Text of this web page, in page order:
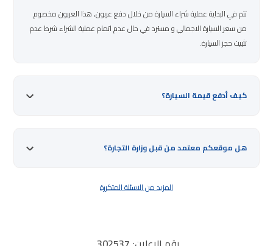
تتم في البداية عملية شراء السيارة من خلال دفع عربون, هذا العربون مخصوم
من سعر السيارة الاجمالي و مسترد في حال عدم اتمام عملية الشراء شرط عدم
تثبيت حجز السيارة.
كيف أدفع قيمة السيارة؟
هل موقعكم معتمد من قبل وزارة التجارة؟
المزيد من الاسئلة المتكررة